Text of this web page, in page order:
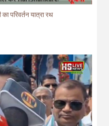
का परिवर्तन यात्रा रथ